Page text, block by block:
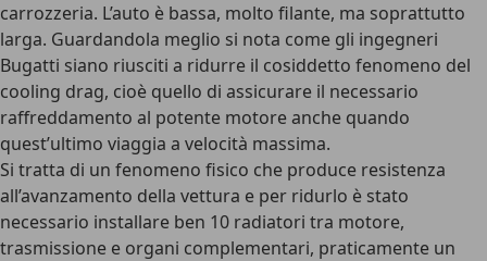
carrozzeria. L’auto è bassa, molto filante, ma soprattutto
larga. Guardandola meglio si nota come gli ingegneri
Bugatti siano riusciti a ridurre il cosiddetto fenomeno del
cooling drag, cioè quello di assicurare il necessario
raffreddamento al potente motore anche quando
quest’ultimo viaggia a velocità massima.
Si tratta di un fenomeno fisico che produce resistenza
all’avanzamento della vettura e per ridurlo è stato
necessario installare ben 10 radiatori tra motore,
trasmissione e organi complementari, praticamente un